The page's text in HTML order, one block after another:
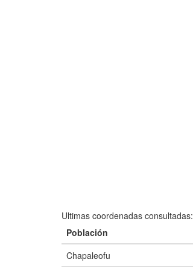
Ultimas coordenadas consultadas:
Población
Chapaleofu